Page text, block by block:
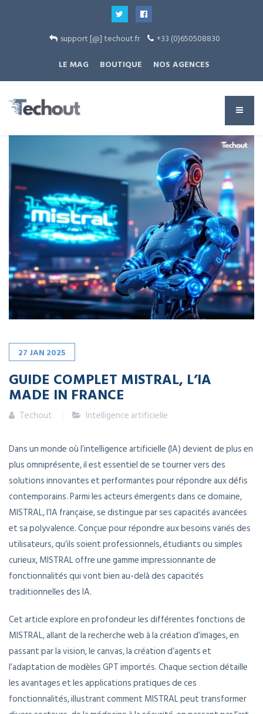
support [@] techout.fr
+33 (0)650508830
LE MAG
BOUTIQUE NOS AGENCES
27 JAN 2025
GUIDE COMPLET MISTRAL, L’IA
MADE IN FRANCE
Techout Intelligence artificielle
Dans un monde où l’intelligence artificielle (IA) devient de plus en
plus omniprésente, il est essentiel de se tourner vers des
solutions innovantes et performantes pour répondre aux défis
contemporains. Parmi les acteurs émergents dans ce domaine,
MISTRAL, l’IA française, se distingue par ses capacités avancées
et sa polyvalence. Conçue pour répondre aux besoins variés des
utilisateurs, qu’ils soient professionnels, étudiants ou simples
curieux, MISTRAL offre une gamme impressionnante de
fonctionnalités qui vont bien au-delà des capacités
traditionnelles des IA.
Cet article explore en profondeur les différentes fonctions de
MISTRAL, allant de la recherche web à la création d’images, en
passant par la vision, le canvas, la création d’agents et
l’adaptation de modèles GPT importés. Chaque section détaille
les avantages et les applications pratiques de ces
fonctionnalités, illustrant comment MISTRAL peut transformer